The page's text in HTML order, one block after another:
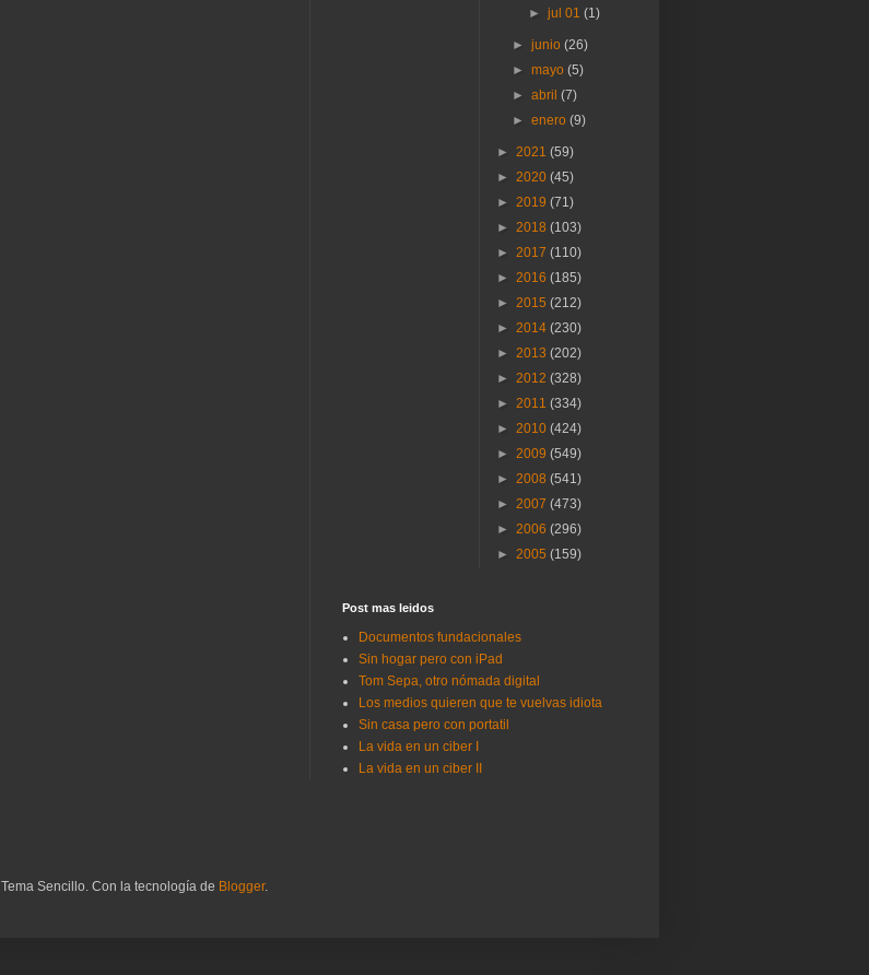
► jul 01 (1)
►junio(26)
►mayo(5)
►abril(7)
►enero(9)
► 2021 (59)
► 2020 (45)
► 2019 (71)
► 2018 (103)
► 2017 (110)
► 2016 (185)
► 2015 (212)
► 2014 (230)
► 2013 (202)
► 2012 (328)
► 2011 (334)
► 2010 (424)
► 2009 (549)
► 2008 (541)
► 2007 (473)
► 2006 (296)
► 2005 (159)
Post mas lei­dos
Documentos fundacionales
Sin hogar pero con iPad
Tom Sepa, otro nómada digital
Los medios quieren que te vuelvas idiota
Sin casa pero con portatil
La vida en un ciber I
La vida en un ciber II
Tema Sencillo. Con la tecnología de Blogger.